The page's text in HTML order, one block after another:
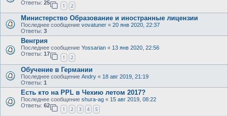
Ответы: 25
1 2
Министерство Образование и иностранные лицензии
Последнее сообщение vovatuner « 20 янв 2020, 22:37
Ответы: 3
Венгрия
Последнее сообщение Yossarian « 13 янв 2020, 22:56
Ответы: 17
1 2
Обучение в Германии
Последнее сообщение Andry « 18 авг 2019, 21:19
Ответы: 1
Есть кто на PPL в Чехию летом 2017?
Последнее сообщение shura-ag « 15 авг 2019, 08:22
Ответы: 62
1 2 3 4 5